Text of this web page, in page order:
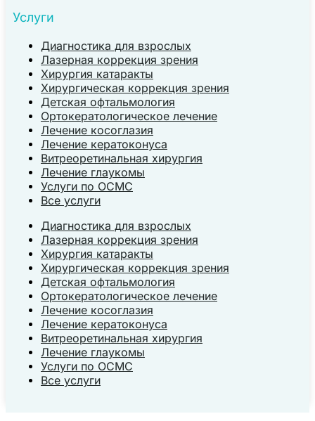
Услуги
Диагностика для взрослых
Лазерная коррекция зрения
Хирургия катаракты
Хирургическая коррекция зрения
Детская офтальмология
Ортокератологическое лечение
Лечение косоглазия
Лечение кератоконуса
Витреоретинальная хирургия
Лечение глаукомы
Услуги по ОСМС
Все услуги
Диагностика для взрослых
Лазерная коррекция зрения
Хирургия катаракты
Хирургическая коррекция зрения
Детская офтальмология
Ортокератологическое лечение
Лечение косоглазия
Лечение кератоконуса
Витреоретинальная хирургия
Лечение глаукомы
Услуги по ОСМС
Все услуги